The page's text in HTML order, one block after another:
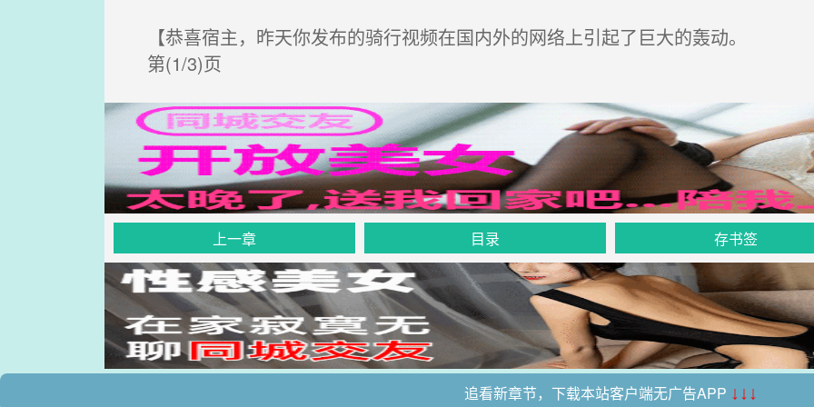
【恭喜宿主，昨天你发布的骑行视频在国内外的网络上引起了巨大的轰动。
第(1/3)页
上一章 目录 存书签
追看新章节，下载本站客户端无广告APP ↓↓↓